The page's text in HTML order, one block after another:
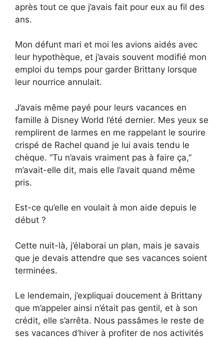
après tout ce que j’avais fait pour eux au fil des
ans.
Mon défunt mari et moi les avions aidés avec
leur hypothèque, et j’avais souvent modifié mon
emploi du temps pour garder Brittany lorsque
leur nourrice annulait.
J’avais même payé pour leurs vacances en
famille à Disney World l’été dernier. Mes yeux se
remplirent de larmes en me rappelant le sourire
crispé de Rachel quand je lui avais tendu le
chèque. “Tu n’avais vraiment pas à faire ça,”
m’avait-elle dit, mais elle l’avait quand même
pris.
Est-ce qu’elle en voulait à mon aide depuis le
début ?
Cette nuit-là, j’élaborai un plan, mais je savais
que je devais attendre que ses vacances soient
terminées.
Le lendemain, j’expliquai doucement à Brittany
que m’appeler ainsi n’était pas gentil, et à son
crédit, elle s’arrêta. Nous passâmes le reste de
ses vacances d’hiver à profiter de nos activités